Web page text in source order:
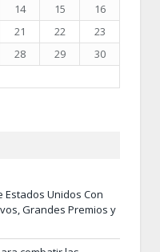
14 15
16
21 22
23
28 29
30
Estados Unidos Con
Grandes Premios y